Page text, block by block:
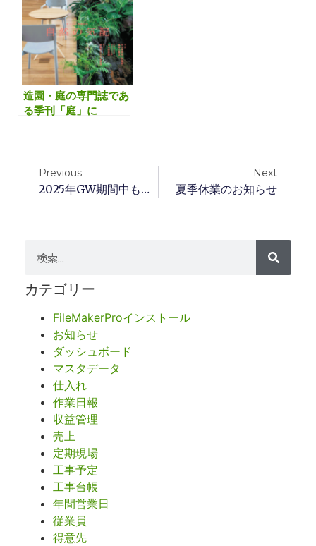
造園・庭の専門誌であ
る季刊「庭」に
Previous
2025年GW期間中も平常通り営業いたします
Next
夏季休業のお知らせ
カテゴリー
FileMakerProインストール
お知らせ
ダッシュボード
マスタデータ
仕入れ
作業日報
収益管理
売上
定期現場
工事予定
工事台帳
年間営業日
従業員
得意先